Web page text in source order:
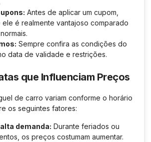
Antes de aplicar um cupom,
é realmente vantajoso comparado
Sempre confira as condições do
data de validade e restrições.
que Influenciam Preços
de carro variam conforme o horário
os seguintes fatores:
demanda: Durante feriados ou
os preços costumam aumentar.